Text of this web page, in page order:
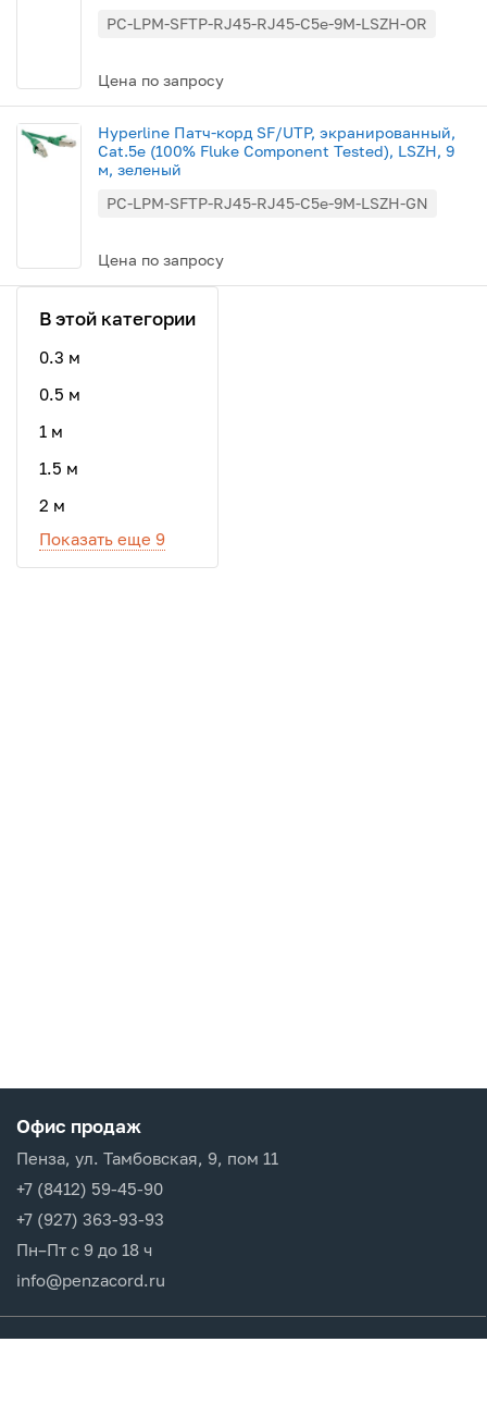
PC-LPM-SFTP-RJ45-RJ45-C5e-9M-LSZH-OR
Цена по запросу
Hyperline Патч-корд SF/UTP, экранированный,
Cat.5e (100% Fluke Component Tested), LSZH, 9
м, зеленый
PC-LPM-SFTP-RJ45-RJ45-C5e-9M-LSZH-GN
Цена по запросу
В этой категории
0.3 м
0.5 м
1 м
1.5 м
2 м
Показать еще 9
Офис продаж
Пенза, ул. Тамбовская, 9, пом 11
+7 (8412) 59-45-90
+7 (927) 363-93-93
Пн–Пт с 9 до 18 ч
info@penzacord.ru
Производители